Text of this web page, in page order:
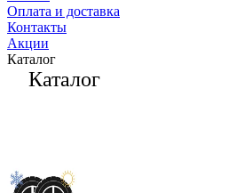
Оплата и доставка
Контакты
Акции
Каталог
Каталог